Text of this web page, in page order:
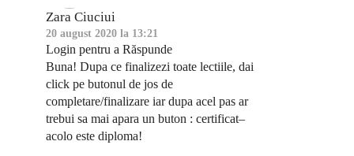
Zara Ciuciui
20 august 2020 la 13:21
Login pentru a Răspunde
Buna! Dupa ce finalizezi toate lectiile, dai
click pe butonul de jos de
completare/finalizare iar dupa acel pas ar
trebui sa mai apara un buton : certificat–
acolo este diploma!